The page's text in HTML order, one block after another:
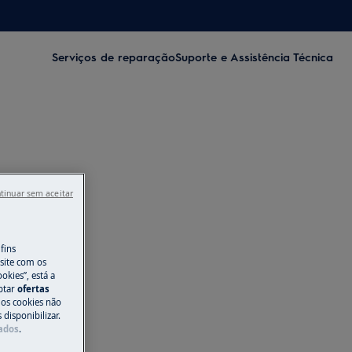
Serviços de reparaçãoSuporte e Assistência Técnica
com os
está a
ofertas
cookies não
disponibilizar.
.
sem aceitar